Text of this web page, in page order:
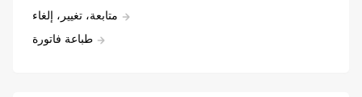
متابعة، تغيير، إلغاء
طباعة فاتورة